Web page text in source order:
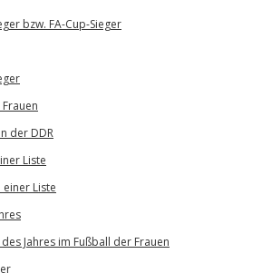
bzw. FA-Cup-Sieger
der DDR
Liste
einer Liste
Jahres im Fußball der Frauen